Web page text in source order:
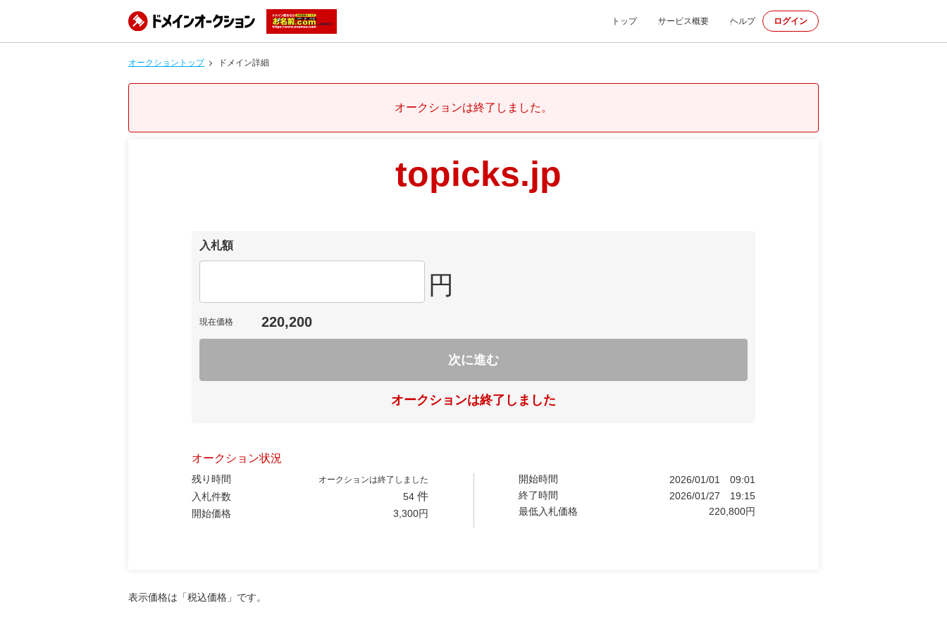
トップ サービス概要 ヘルプ ログイン
オークショントップ ドメイン詳細
オークションは終了しました。
topicks.jp
入札額
円
現在価格 220,200
次に進む
オークションは終了しました
オークション状況
残り時間 オークションは終了しました
入札件数 54 件
開始価格 3,300円
開始時間 2026/01/01
09:01
終了時間
2026/01/27
19:15
最低入札価格
220,800円
表示価格は「税込価格」です。